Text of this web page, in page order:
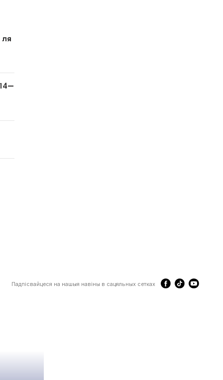
ля
Падпісвайцеся на нашыя навіны в сацяльных сетках